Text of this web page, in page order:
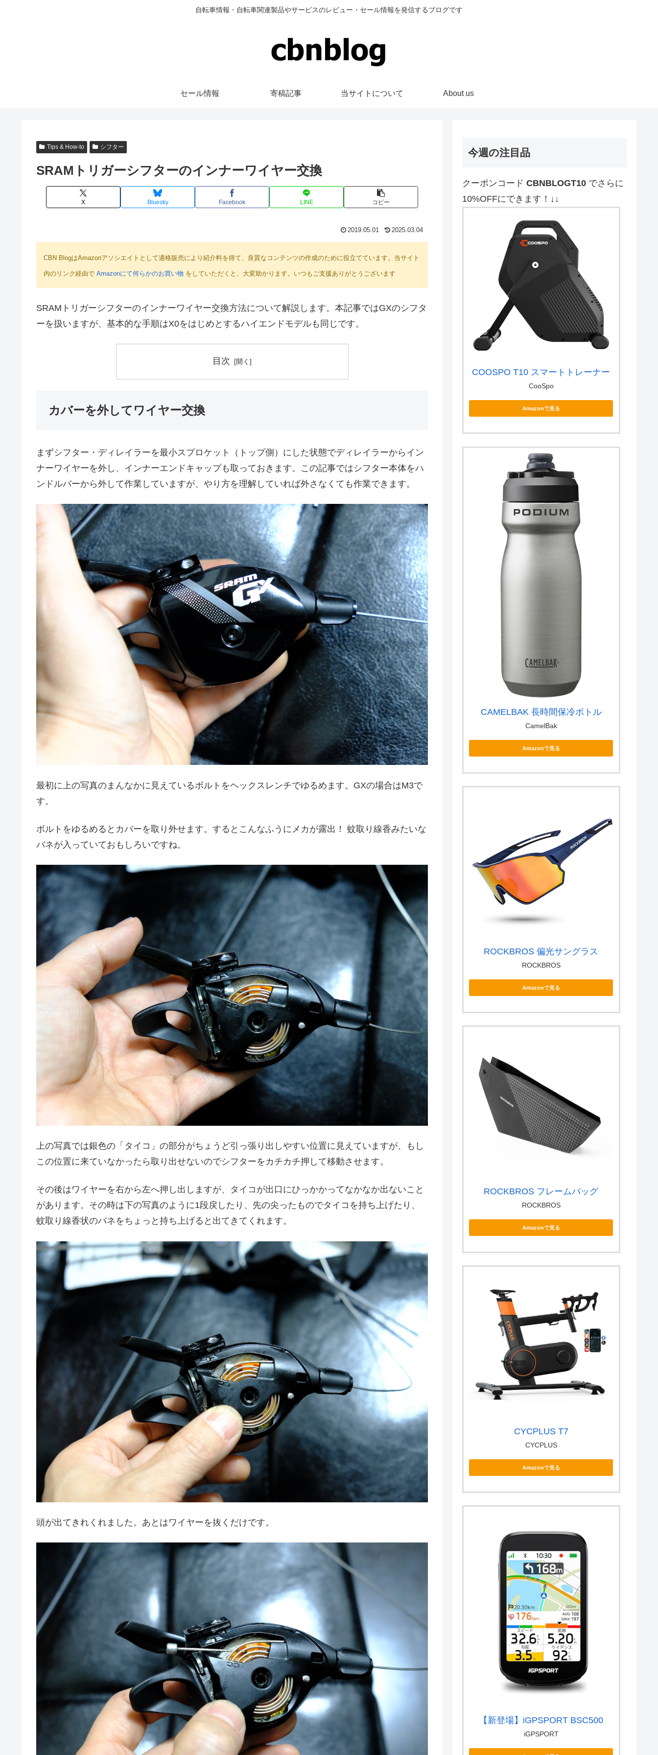
自転車情報・自転車関連製品やサービスのレビュー・セール情報を発信するブログです
セール情報 寄稿記事 当サイトについて About us
Tips & How-to シフター
SRAMトリガーシフターのインナーワイヤー交換
X Bluesky Facebook LINE コピー
2019.05.01 2025.03.04
CBN BlogはAmazonアソシエイトとして適格販売により紹介料を得て、良質なコンテンツの作成のために役立てています。当サイト
内のリンク経由で Amazonにて何らかのお買い物 をしていただくと、大変助かります。いつもご支援ありがとうございます
SRAMトリガーシフターのインナーワイヤー交換方法について解説します。本記事ではGXのシフタ
ーを扱いますが、基本的な手順はX0をはじめとするハイエンドモデルも同じです。
目次
カバーを外してワイヤー交換
まずシフター・ディレイラーを最小スプロケット（トップ側）にした状態でディレイラーからイン
ナーワイヤーを外し、インナーエンドキャップも取っておきます。この記事ではシフター本体をハ
ンドルバーから外して作業していますが、やり方を理解していれば外さなくても作業できます。
最初に上の写真のまんなかに見えているボルトをヘックスレンチでゆるめます。GXの場合はM3で
す。
ボルトをゆるめるとカバーを取り外せます。するとこんなふうにメカが露出！ 蚊取り線香みたいな
バネが入っていておもしろいですね。
上の写真では銀色の「タイコ」の部分がちょうど引っ張り出しやすい位置に見えていますが、もし
この位置に来ていなかったら取り出せないのでシフターをカチカチ押して移動させます。
その後はワイヤーを右から左へ押し出しますが、タイコが出口にひっかかってなかなか出ないこと
があります。その時は下の写真のように1段戻したり、先の尖ったものでタイコを持ち上げたり、
蚊取り線香状のバネをちょっと持ち上げると出てきてくれます。
頭が出てきれくれました。あとはワイヤーを抜くだけです。
今週の注目品
クーポンコード CBNBLOGT10 でさらに
10%OFFにできます！↓↓
COOSPO T10 スマートトレーナー
CooSpo
Amazonで見る
CAMELBAK 長時間保冷ボトル
CamelBak
Amazonで見る
ROCKBROS 偏光サングラス
ROCKBROS
Amazonで見る
ROCKBROS フレームバッグ
ROCKBROS
Amazonで見る
CYCPLUS T7
CYCPLUS
Amazonで見る
【新登場】iGPSPORT BSC500
iGPSPORT